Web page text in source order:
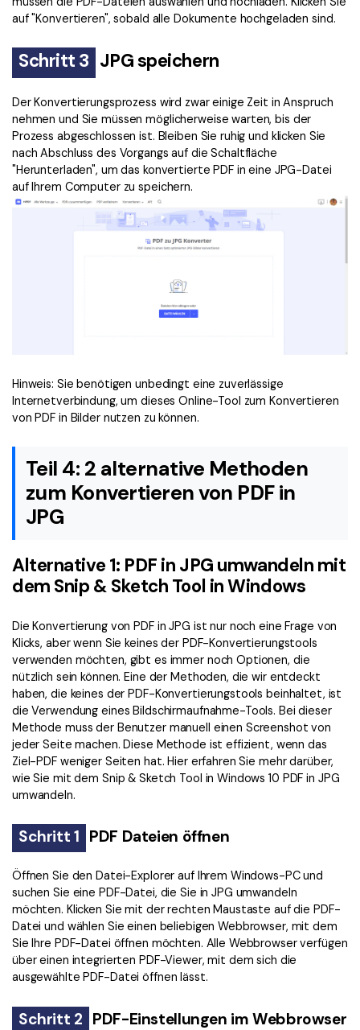
auf "Konvertieren", sobald alle Dokumente hochgeladen sind.
Schritt 3 JPG speichern
Der Konvertierungsprozess wird zwar einige Zeit in Anspruch
nehmen und Sie müssen möglicherweise warten, bis der
Prozess abgeschlossen ist. Bleiben Sie ruhig und klicken Sie
nach Abschluss des Vorgangs auf die Schaltfläche
"Herunterladen", um das konvertierte PDF in eine JPG-Datei
auf Ihrem Computer zu speichern.
Hinweis: Sie benötigen unbedingt eine zuverlässige
Internetverbindung, um dieses Online-Tool zum Konvertieren
von PDF in Bilder nutzen zu können.
Teil 4: 2 alternative Methoden
zum Konvertieren von PDF in
JPG
Alternative 1: PDF in JPG umwandeln mit
dem Snip & Sketch Tool in Windows
Die Konvertierung von PDF in JPG ist nur noch eine Frage von
Klicks, aber wenn Sie keines der PDF-Konvertierungstools
verwenden möchten, gibt es immer noch Optionen, die
nützlich sein können. Eine der Methoden, die wir entdeckt
haben, die keines der PDF-Konvertierungstools beinhaltet, ist
die Verwendung eines Bildschirmaufnahme-Tools. Bei dieser
Methode muss der Benutzer manuell einen Screenshot von
jeder Seite machen. Diese Methode ist effizient, wenn das
Ziel-PDF weniger Seiten hat. Hier erfahren Sie mehr darüber,
wie Sie mit dem Snip & Sketch Tool in Windows 10 PDF in JPG
umwandeln.
Schritt 1 PDF Dateien öffnen
Öffnen Sie den Datei-Explorer auf Ihrem Windows-PC und
suchen Sie eine PDF-Datei, die Sie in JPG umwandeln
möchten. Klicken Sie mit der rechten Maustaste auf die PDF-
Datei und wählen Sie einen beliebigen Webbrowser, mit dem
Sie Ihre PDF-Datei öffnen möchten. Alle Webbrowser verfügen
über einen integrierten PDF-Viewer, mit dem sich die
ausgewählte PDF-Datei öffnen lässt.
Schritt 2 PDF-Einstellungen im Webbrowser